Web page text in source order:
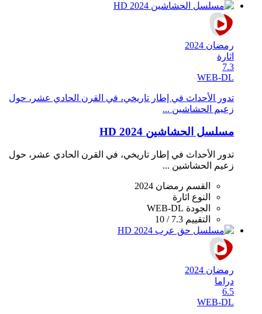
رمضان 2024
اثارة
7.3
WEB-DL
تدور الأحداث في إطار تاريخي، في القرن الحادي عشر، حول
زعيم الحشاشين ...
مسلسل الحشاشين 2024 HD
تدور الأحداث في إطار تاريخي، في القرن الحادي عشر، حول
زعيم الحشاشين ...
القسم رمضان 2024
النوع اثارة
الجودة WEB-DL
التقييم 7.3 / 10
رمضان 2024
دراما
6.5
WEB-DL